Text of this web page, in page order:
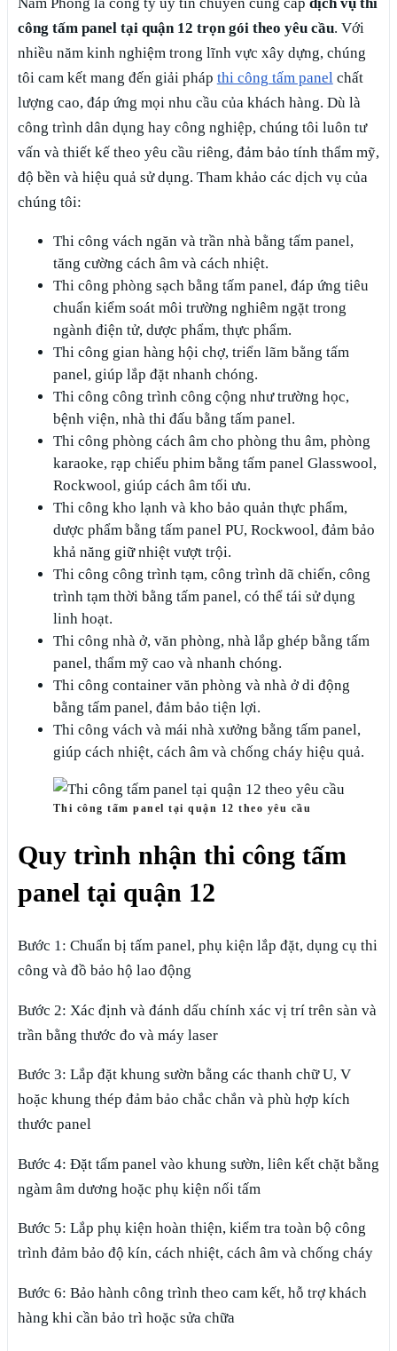
công tấm panel tại quận 12 trọn gói theo yêu cầu. Với
nhiều năm kinh nghiệm trong lĩnh vực xây dựng, chúng
tôi cam kết mang đến giải pháp thi công tấm panelchất
lượng cao, đáp ứng mọi nhu cầu của khách hàng. Dù là
công trình dân dụng hay công nghiệp, chúng tôi luôn tư
vấn và thiết kế theo yêu cầu riêng, đảm bảo tính thẩm mỹ,
độ bền và hiệu quả sử dụng. Tham khảo các dịch vụ của
chúng tôi:
Thi công vách ngăn và trần nhà bằng tấm panel,
tăng cường cách âm và cách nhiệt.
Thi công phòng sạch bằng tấm panel, đáp ứng tiêu
chuẩn kiểm soát môi trường nghiêm ngặt trong
ngành điện tử, dược phẩm, thực phẩm.
Thi công gian hàng hội chợ, triển lãm bằng tấm
panel, giúp lắp đặt nhanh chóng.
Thi công công trình công cộng như trường học,
bệnh viện, nhà thi đấu bằng tấm panel.
Thi công phòng cách âm cho phòng thu âm, phòng
karaoke, rạp chiếu phim bằng tấm panel Glasswool,
Rockwool, giúp cách âm tối ưu.
Thi công kho lạnh và kho bảo quản thực phẩm,
dược phẩm bằng tấm panel PU, Rockwool, đảm bảo
khả năng giữ nhiệt vượt trội.
Thi công công trình tạm, công trình dã chiến, công
trình tạm thời bằng tấm panel, có thể tái sử dụng
linh hoạt.
Thi công nhà ở, văn phòng, nhà lắp ghép bằng tấm
panel, thẩm mỹ cao và nhanh chóng.
Thi công container văn phòng và nhà ở di động
bằng tấm panel, đảm bảo tiện lợi.
Thi công vách và mái nhà xưởng bằng tấm panel,
giúp cách nhiệt, cách âm và chống cháy hiệu quả.
Thi công tấm panel tại quận 12 theo yêu cầu
Quy trình nhận thi công tấm
panel tại quận 12
Bước 1: Chuẩn bị tấm panel, phụ kiện lắp đặt, dụng cụ thi
công và đồ bảo hộ lao động
Bước 2: Xác định và đánh dấu chính xác vị trí trên sàn và
trần bằng thước đo và máy laser
Bước 3: Lắp đặt khung sườn bằng các thanh chữ U, V
hoặc khung thép đảm bảo chắc chắn và phù hợp kích
thước panel
Bước 4: Đặt tấm panel vào khung sườn, liên kết chặt bằng
ngàm âm dương hoặc phụ kiện nối tấm
Bước 5: Lắp phụ kiện hoàn thiện, kiểm tra toàn bộ công
trình đảm bảo độ kín, cách nhiệt, cách âm và chống cháy
Bước 6: Bảo hành công trình theo cam kết, hỗ trợ khách
hàng khi cần bảo trì hoặc sửa chữa